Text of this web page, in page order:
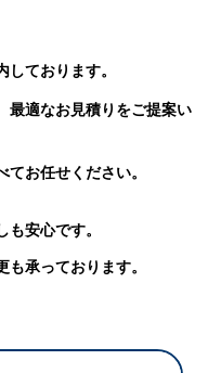
ております。
最適なお見積りをご提案い
お任せください。
安心です。
承っております。